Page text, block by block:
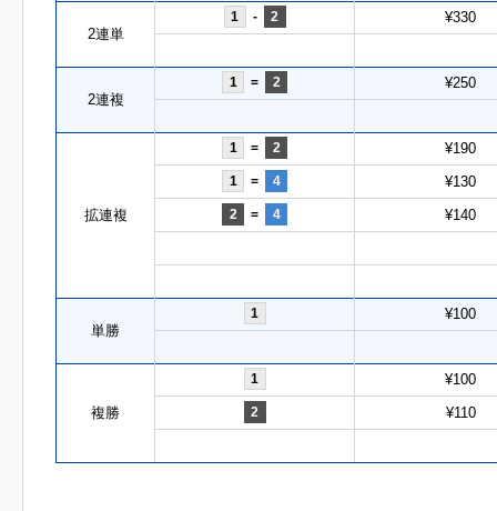
2連単
1 - 2 ¥330
2連複
1 = 2 ¥250
拡連複
1 = 2 ¥190
1 = 4 ¥130
2 = 4 ¥140
単勝
1 ¥100
複勝
1 ¥100
2 ¥110